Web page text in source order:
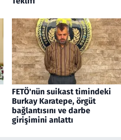
FETÖ'nün suikast timindeki
Burkay Karatepe, örgüt
bağlantısını ve darbe
girişimini anlattı